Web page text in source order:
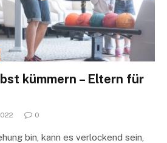
kümmern – Eltern für
0
bin, kann es verlockend sein,